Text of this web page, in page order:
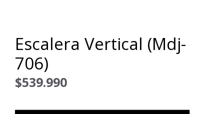
Escalera Vertical (Mdj-
706)
$539.990